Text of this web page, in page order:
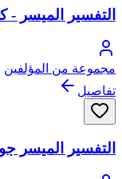
التفسير الميسر - كفي
مجموعة من المؤلفين
تفاصيل
التفسير الميسر